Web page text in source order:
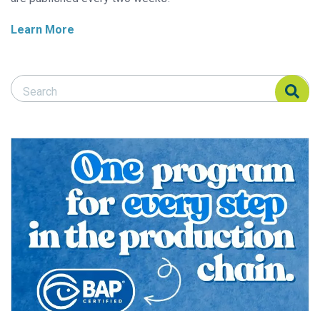
Learn More
Search Responsible Seafood Advocate
Search Responsible Seafood Advocate